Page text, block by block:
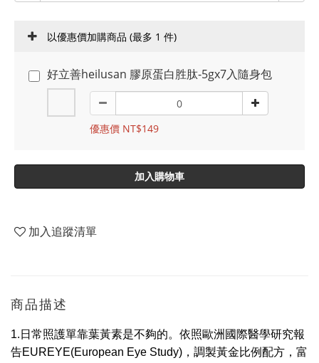
以優惠價加購商品 (最多 1 件)
好立善heilusan 膠原蛋白胜肽-5gx7入隨身包
優惠價 NT$149
加入購物車
加入追蹤清單
商品描述
1. 日常照護單靠葉黃素是不夠的。 依照歐洲國際醫學研究報
告EUREYE(European Eye Study)，調製黃金比例配方，富